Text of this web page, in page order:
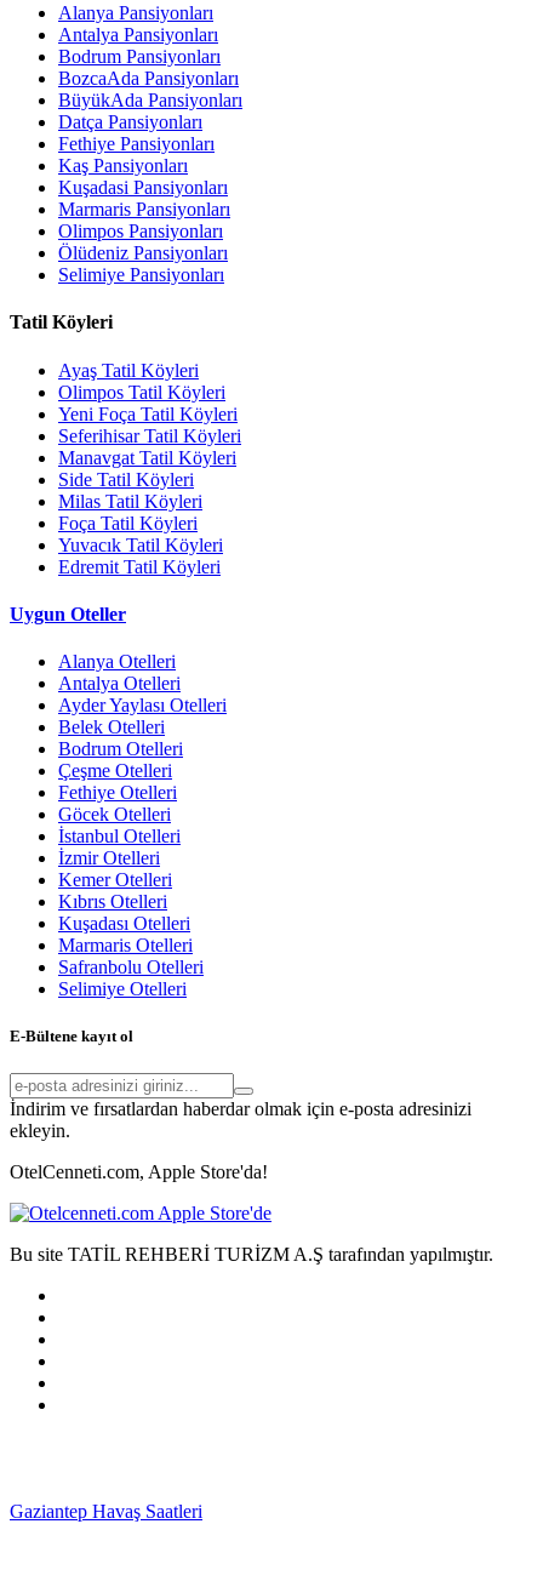
Alanya Pansiyonları
Antalya Pansiyonları
Bodrum Pansiyonları
BozcaAda Pansiyonları
BüyükAda Pansiyonları
Datça Pansiyonları
Fethiye Pansiyonları
Kaş Pansiyonları
Kuşadasi Pansiyonları
Marmaris Pansiyonları
Olimpos Pansiyonları
Ölüdeniz Pansiyonları
Selimiye Pansiyonları
Tatil Köyleri
Ayaş Tatil Köyleri
Olimpos Tatil Köyleri
Yeni Foça Tatil Köyleri
Seferihisar Tatil Köyleri
Manavgat Tatil Köyleri
Side Tatil Köyleri
Milas Tatil Köyleri
Foça Tatil Köyleri
Yuvacık Tatil Köyleri
Edremit Tatil Köyleri
Uygun Oteller
Alanya Otelleri
Antalya Otelleri
Ayder Yaylası Otelleri
Belek Otelleri
Bodrum Otelleri
Çeşme Otelleri
Fethiye Otelleri
Göcek Otelleri
İstanbul Otelleri
İzmir Otelleri
Kemer Otelleri
Kıbrıs Otelleri
Kuşadası Otelleri
Marmaris Otelleri
Safranbolu Otelleri
Selimiye Otelleri
E-Bültene kayıt ol
İndirim ve fırsatlardan haberdar olmak için e-posta adresinizi
ekleyin.
OtelCenneti.com, Apple Store'da!
Bu site TATİL REHBERİ TURİZM A.Ş tarafından yapılmıştır.
Gaziantep Havaş Saatleri